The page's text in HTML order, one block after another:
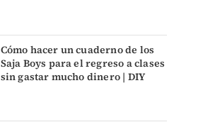
Cómo hacer un cuaderno de los
Saja Boys para el regreso a clases
sin gastar mucho dinero | DIY